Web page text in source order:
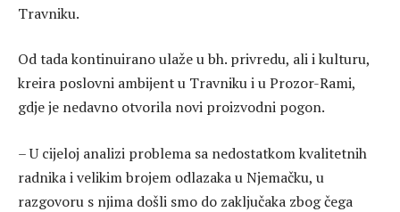
Travniku.
Od tada kontinuirano ulaže u bh. privredu, ali i kulturu,
kreira poslovni ambijent u Travniku i u Prozor-Rami,
gdje je nedavno otvorila novi proizvodni pogon.
– U cijeloj analizi problema sa nedostatkom kvalitetnih
radnika i velikim brojem odlazaka u Njemačku, u
razgovoru s njima došli smo do zaključaka zbog čega